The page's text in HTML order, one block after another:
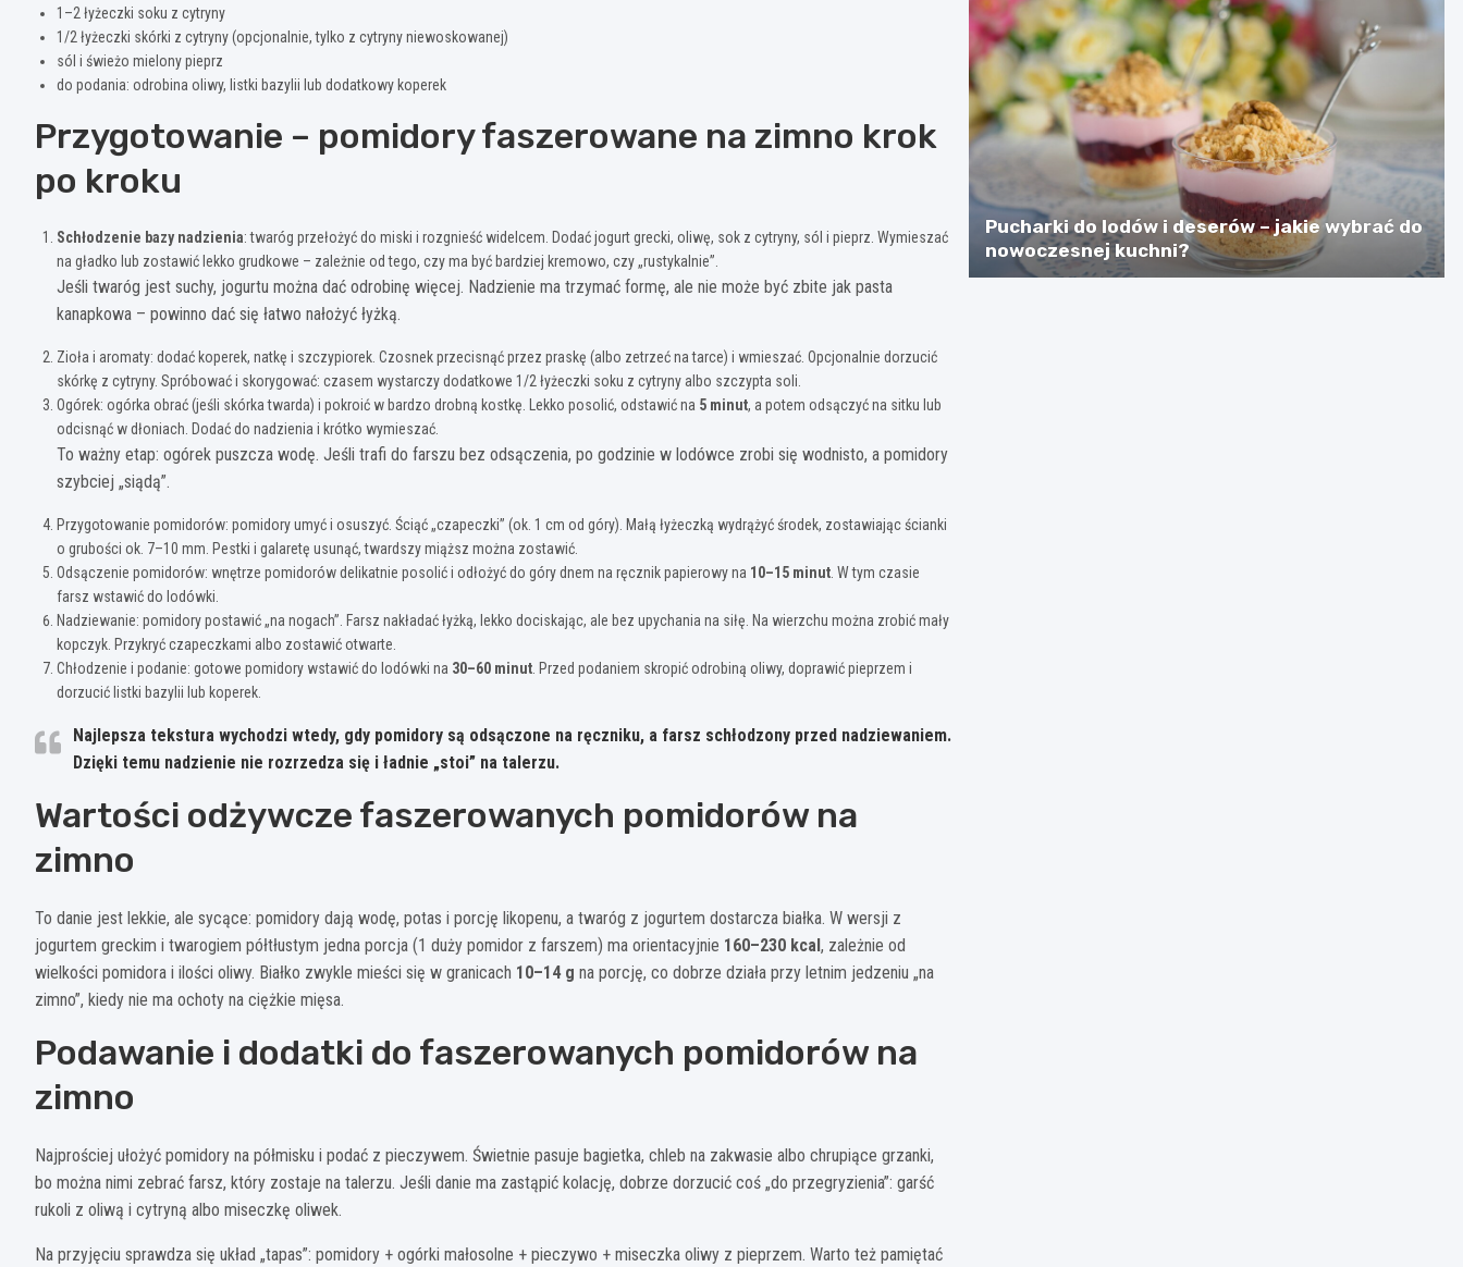
1–2 łyżeczki soku z cytryny
1/2 łyżeczki skórki z cytryny (opcjonalnie, tylko z cytryny niewoskowanej)
sól i świeżo mielony pieprz
do podania: odrobina oliwy, listki bazylii lub dodatkowy koperek
Przygotowanie – pomidory faszerowane na zimno krok
po kroku
Schłodzenie bazy nadzienia: twaróg przełożyć do miski i rozgnieść widelcem. Dodać jogurt grecki, oliwę, sok z cytryny, sól i pieprz. Wymieszać
na gładko lub zostawić lekko grudkowe – zależnie od tego, czy ma być bardziej kremowo, czy „rustykalnie”.
Jeśli twaróg jest suchy, jogurtu można dać odrobinę więcej. Nadzienie ma trzymać formę, ale nie może być zbite jak pasta
kanapkowa – powinno dać się łatwo nałożyć łyżką.
Zioła i aromaty: dodać koperek, natkę i szczypiorek. Czosnek przecisnąć przez praskę (albo zetrzeć na tarce) i wmieszać. Opcjonalnie dorzucić
skórkę z cytryny. Spróbować i skorygować: czasem wystarczy dodatkowe 1/2 łyżeczki soku z cytryny albo szczypta soli.
Ogórek: ogórka obrać (jeśli skórka twarda) i pokroić w bardzo drobną kostkę. Lekko posolić, odstawić na 5 minut, a potem odsączyć na sitku lub
odcisnąć w dłoniach. Dodać do nadzienia i krótko wymieszać.
To ważny etap: ogórek puszcza wodę. Jeśli trafi do farszu bez odsączenia, po godzinie w lodówce zrobi się wodnisto, a pomidory
szybciej „siądą”.
Przygotowanie pomidorów: pomidory umyć i osuszyć. Ściąć „czapeczki” (ok. 1 cm od góry). Małą łyżeczką wydrążyć środek, zostawiając ścianki
o grubości ok. 7–10 mm. Pestki i galaretę usunąć, twardszy miąższ można zostawić.
Odsączenie pomidorów: wnętrze pomidorów delikatnie posolić i odłożyć do góry dnem na ręcznik papierowy na 10–15 minut . W tym czasie
farsz wstawić do lodówki.
Nadziewanie: pomidory postawić „na nogach”. Farsz nakładać łyżką, lekko dociskając, ale bez upychania na siłę. Na wierzchu można zrobić mały
kopczyk. Przykryć czapeczkami albo zostawić otwarte.
Chłodzenie i podanie: gotowe pomidory wstawić do lodówki na 30–60 minut . Przed podaniem skropić odrobiną oliwy, doprawić pieprzem i
dorzucić listki bazylii lub koperek.
Najlepsza tekstura wychodzi wtedy, gdy pomidory są odsączone na ręczniku, a farsz schłodzony przed nadziewaniem.
Dzięki temu nadzienie nie rozrzedza się i ładnie „stoi” na talerzu.
Wartości odżywcze faszerowanych pomidorów na
zimno
To danie jest lekkie, ale sycące: pomidory dają wodę, potas i porcję likopenu, a twaróg z jogurtem dostarcza białka. W wersji z
jogurtem greckim i twarogiem półtłustym jedna porcja (1 duży pomidor z farszem) ma orientacyjnie 160–230 kcal, zależnie od
wielkości pomidora i ilości oliwy. Białko zwykle mieści się w granicach 10–14 g na porcję, co dobrze działa przy letnim jedzeniu „na
zimno”, kiedy nie ma ochoty na ciężkie mięsa.
Podawanie i dodatki do faszerowanych pomidorów na
zimno
Najprościej ułożyć pomidory na półmisku i podać z pieczywem. Świetnie pasuje bagietka, chleb na zakwasie albo chrupiące grzanki,
bo można nimi zebrać farsz, który zostaje na talerzu. Jeśli danie ma zastąpić kolację, dobrze dorzucić coś „do przegryzienia”: garść
rukoli z oliwą i cytryną albo miseczkę oliwek.
Na przyjęciu sprawdza się układ „tapas”: pomidory + ogórki małosolne + pieczywo + miseczka oliwy z pieprzem. Warto też pamiętać
Pucharki do lodów i deserów – jakie wybrać do
nowoczesnej kuchni?